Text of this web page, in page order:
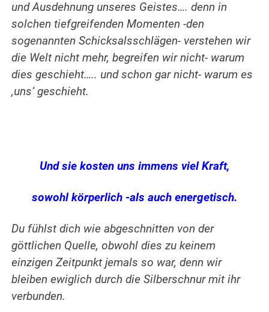
und Ausdehnung unseres Geistes…. denn in
solchen tiefgreifenden Momenten -den
sogenannten Schicksalsschlägen- verstehen wir
die Welt nicht mehr, begreifen wir nicht- warum
dies geschieht….. und schon gar nicht- warum es
‚uns‘ geschieht.
Und sie kosten uns immens viel Kraft,
sowohl körperlich -als auch energetisch.
Du fühlst dich wie abgeschnitten von der
göttlichen Quelle, obwohl dies zu keinem
einzigen Zeitpunkt jemals so war, denn wir
bleiben ewiglich durch die Silberschnur mit ihr
verbunden.